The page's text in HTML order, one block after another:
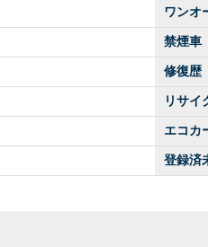
ワンオ
禁煙車
修復歴
リサイ
エコカ
登録済